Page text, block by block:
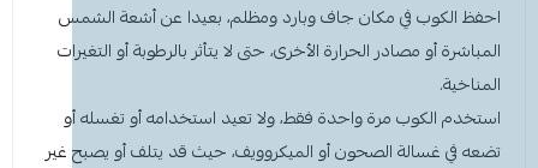
احفظ الكوب في مكان جاف وبارد ومظلم، بعيدا عن أشعة الشمس
المباشرة أو مصادر الحرارة الأخرى، حتى لا يتأثر بالرطوبة أو التغيرات
المناخية.
استخدم الكوب مرة واحدة فقط، ولا تعيد استخدامه أو تغسله أو
تضعه في غسالة الصحون أو الميكروويف، حيث قد يتلف أو يصبح غير